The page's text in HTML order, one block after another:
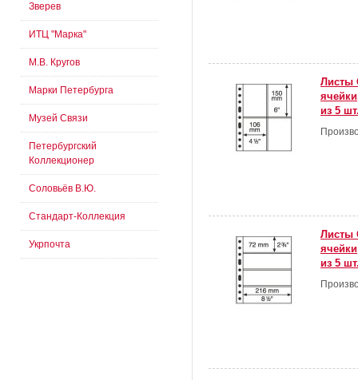
Листы
из 5
Листы
из 5
Зверев
ИТЦ "Марка"
М.В. Кругов
Марки Петербурга
Музей Связи
Петербургский
Коллекционер
Соловьёв В.Ю.
Стандарт-Коллекция
Укрпочта